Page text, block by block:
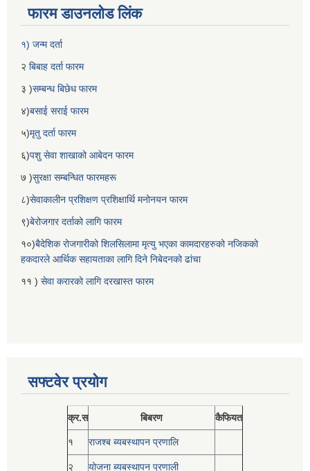
फारम डाउनलोड लिंक
१) जन्म दर्ता
२ बिबाह दर्ता फारम
३ )सम्बन्ध बिछेध फारम
४)बसाई सराई फारम
५)मृतु दर्ता फारम
६)पशु सेवा शाखाको आबेदन फारम
७ )सुरक्षा सम्बन्धित फारमहरू
८)सेवाकालीन प्रशिक्षण प्रशिक्षार्थि मनोनयन फारम
९)बेरोजगार दर्ताको लागि फारम
१०)बैदेशिक रोजगारीको शिलसिलामा मृत्यु भएका कामदारहरुको नजिकको
हकदारले आर्थिक सहायताका लागि दिने निबेदनको ढांचा
११ ) सेवा करारको लागि दरखास्त फारम
सफ्टवेर प्रयोग
क्र.स बिबरण कैफियत
१ राजश्ब ब्यबस्थापन प्रणालि
२ योजना ब्यबस्थापन प्रणाली